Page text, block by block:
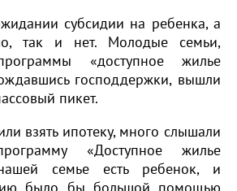
субсидии на ребенка, а
так и нет. Молодые семьи,
«доступное жилье
господдержки, вышли
пикет.
взять ипотеку, много слышали
«Доступное жилье
семье есть ребенок, и